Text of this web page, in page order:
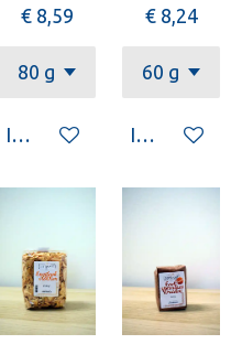
€ 8,59
In winkelwagen
€ 8,24
In